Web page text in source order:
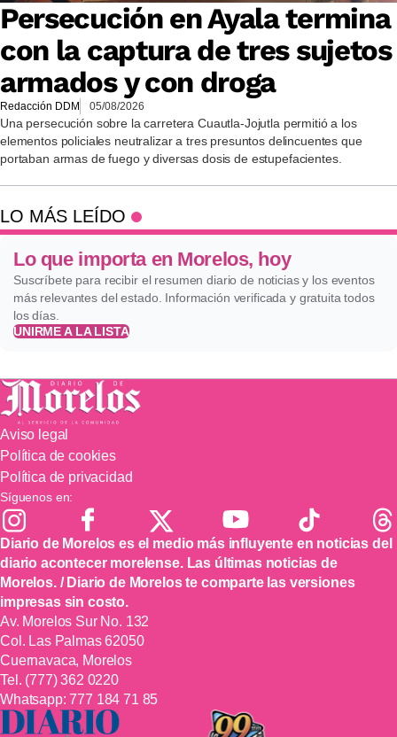
Persecución en Ayala termina
con la captura de tres sujetos
armados y con droga
Redacción DDM 05/08/2026
Una persecución sobre la carretera Cuautla-Jojutla permitió a los
elementos policiales neutralizar a tres presuntos delincuentes que
portaban armas de fuego y diversas dosis de estupefacientes.
LO MÁS LEÍDO
Lo que importa en Morelos, hoy
Suscríbete para recibir el resumen diario de noticias y los eventos
más relevantes del estado. Información verificada y gratuita todos
los días.
UNIRME A LA LISTA
Aviso legal
Política de cookies
Política de privacidad
Síguenos en:
Diario de Morelos es el medio más influyente en noticias del
diario acontecer morelense. Las últimas noticias de
Morelos. / Diario de Morelos te comparte las versiones
impresas sin costo.
Av. Morelos Sur No. 132
Col. Las Palmas 62050
Cuernavaca, Morelos
Tel. (777) 362 0220
Whatsapp:777 184 71 85